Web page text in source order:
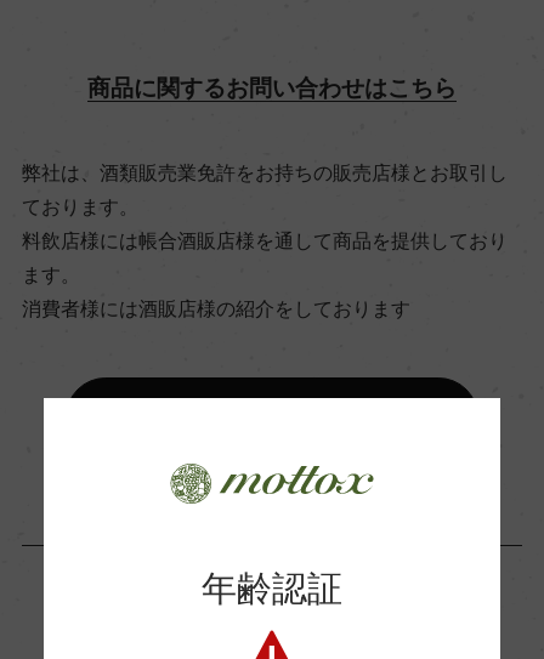
16℃
ビオ情報・認証機関
ー
有機JAS認証
ー
商品に関するお問い合わせはこちら
弊社は、酒類販売業免許をお持ちの販売店様とお取引し
ております。
料飲店様には帳合酒販店様を通して商品を提供しており
ます。
消費者様には酒販店様の紹介をしております
この商品に関連する記事
年齢認証